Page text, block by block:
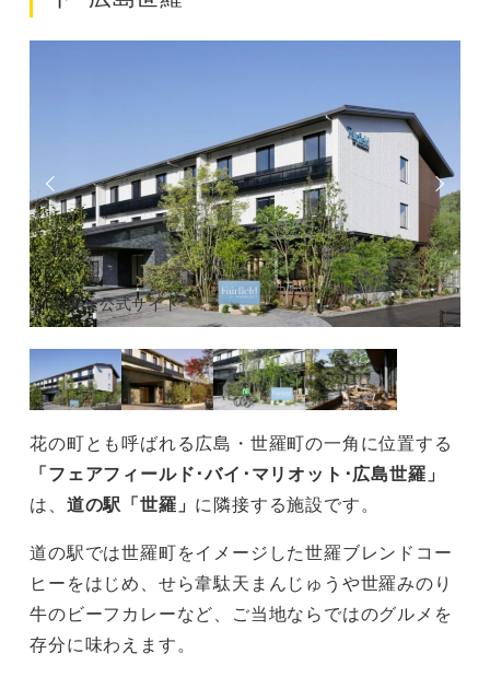
出典：公式サイト
花の町とも呼ばれる広島・世羅町の一角に位置する
「フェアフィールド･バイ･マリオット･広島世羅」
は、 道の駅「世羅」 に隣接する施設です。
道の駅では世羅町をイメージした世羅ブレンドコー
ヒーをはじめ、せら韋駄天まんじゅうや世羅みのり
牛のビーフカレーなど、ご当地ならではのグルメを
存分に味わえます。